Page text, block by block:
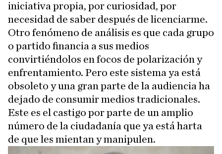
iniciativa propia, por curiosidad, por
necesidad de saber después de licenciarme.
Otro fenómeno de análisis es que cada grupo
o partido financia a sus medios
convirtiéndolos en focos de polarización y
enfrentamiento. Pero este sistema ya está
obsoleto y una gran parte de la audiencia ha
dejado de consumir medios tradicionales.
Este es el castigo por parte de un amplio
número de la ciudadanía que ya está harta
de que les mientan y manipulen.